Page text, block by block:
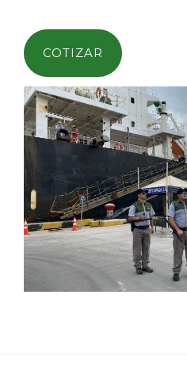
COTIZAR